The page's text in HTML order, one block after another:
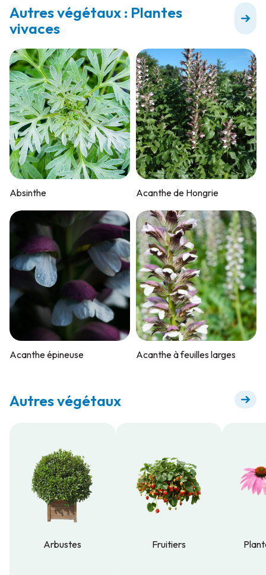
Autres végétaux : Plantes
vivaces
Absinthe Acanthe de Hongrie
Acanthe épineuse Acanthe à feuilles larges
Autres végétaux
Arbustes
Fruitiers